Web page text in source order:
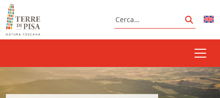
Vai al contenuto
Cerca
Cerca